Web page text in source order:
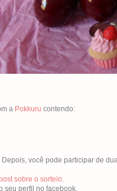
a Pokkuru contendo:
você pode participar de
sobre o sorteio.
seu perfil no facebook.